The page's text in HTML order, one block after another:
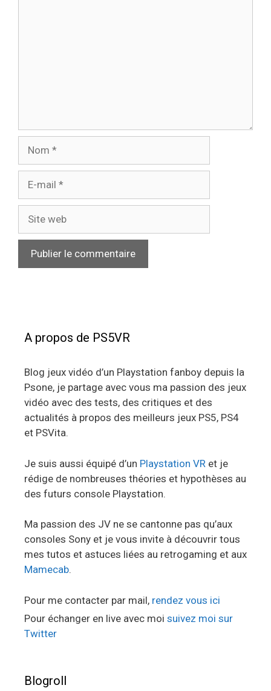
A propos de PS5VR
Blog jeux vidéo d’un Playstation fanboy depuis la
Psone, je partage avec vous ma passion des jeux
vidéo avec des tests, des critiques et des
actualités à propos des meilleurs jeux PS5, PS4
et PSVita.
Je suis aussi équipé d’un Playstation VR et je
rédige de nombreuses théories et hypothèses au
des futurs console Playstation.
Ma passion des JV ne se cantonne pas qu’aux
consoles Sony et je vous invite à découvrir tous
mes tutos et astuces liées au retrogaming et aux
Mamecab.
Pour me contacter par mail, rendez vous ici
Pour échanger en live avec moi suivez moi sur
Twitter
Blogroll